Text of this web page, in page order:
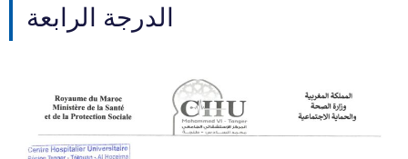
الدرجة الرابعة